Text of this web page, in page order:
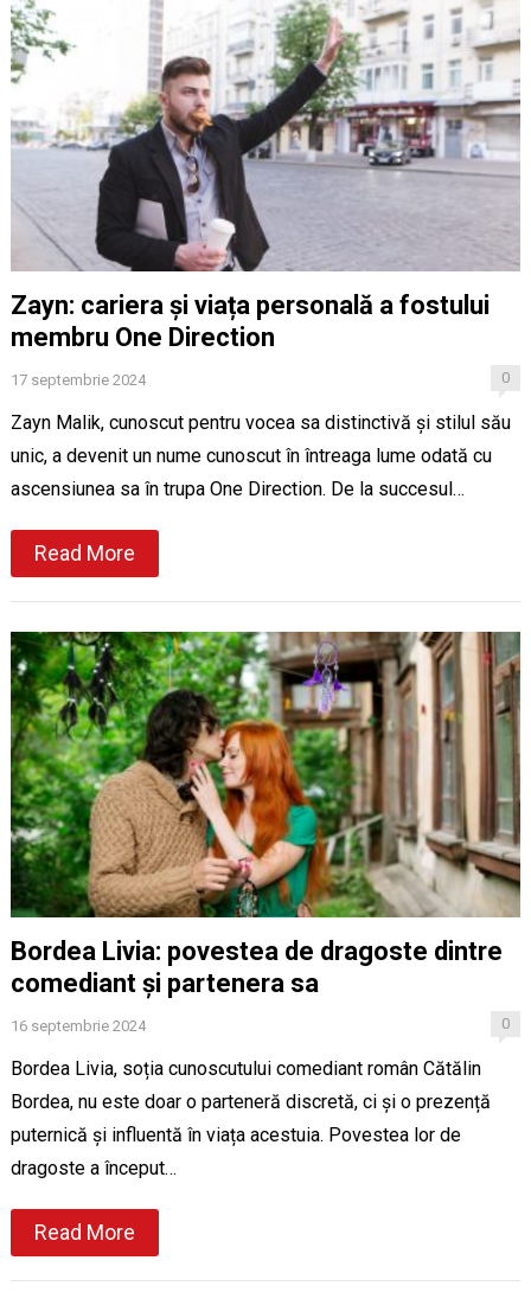
Zayn: cariera și viața personală a fostului
membru One Direction
17 septembrie 2024 0
Zayn Malik, cunoscut pentru vocea sa distinctivă și stilul său
unic, a devenit un nume cunoscut în întreaga lume odată cu
ascensiunea sa în trupa One Direction. De la succesul…
Read More
Bordea Livia: povestea de dragoste dintre
comediant și partenera sa
16 septembrie 2024 0
Bordea Livia, soția cunoscutului comediant român Cătălin
Bordea, nu este doar o parteneră discretă, ci și o prezență
puternică și influentă în viața acestuia. Povestea lor de
dragoste a început…
Read More